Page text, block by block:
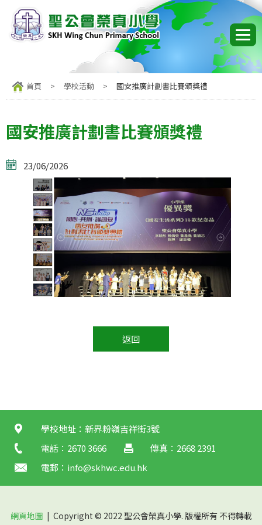
首頁 > 學校活動 > 國安推廣計劃書比賽頒獎禮
國安推廣計劃書比賽頒獎禮
23/06/2026
返回
學校地址：新界粉嶺吉祥街3號
電話：2670 3666
傳真：2668 2391
電郵： info@skhwc.edu.hk
網頁地圖 | Copyright © 2022 聖公會榮真小學. 版權所有 不得轉載